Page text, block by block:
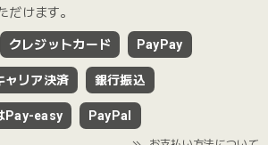
だけます。
クレジットカード PayPay
ャリア決済 銀行振込
Pay-easy PayPal